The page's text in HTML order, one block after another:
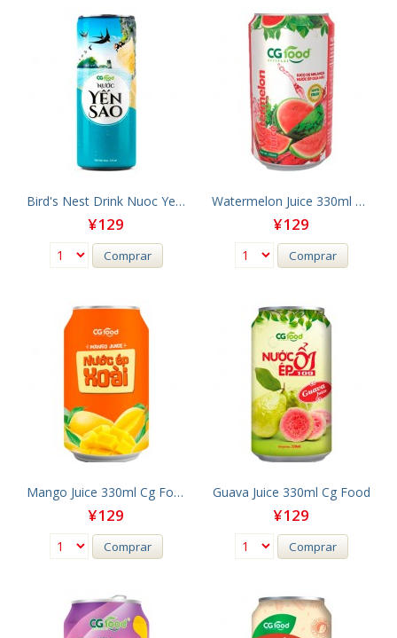
Bird's Nest Drink Nuoc Yen Sao 250ml Cg Food
¥129
Comprar
Watermelon Juice 330ml Cg Food
¥129
Comprar
Mango Juice 330ml Cg Food
¥129
Comprar
Guava Juice 330ml Cg Food
¥129
Comprar